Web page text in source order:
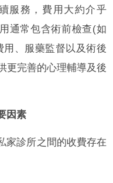
服務，費用大約介乎
通常包含術前檢查(如
、服藥監督以及術後
更完善的心理輔導及後
因素
家診所之間的收費存在